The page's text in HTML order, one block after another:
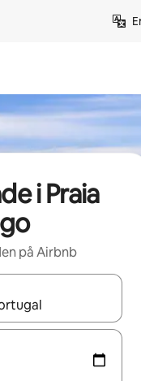
i Praia
på Airbnb
du navigera med